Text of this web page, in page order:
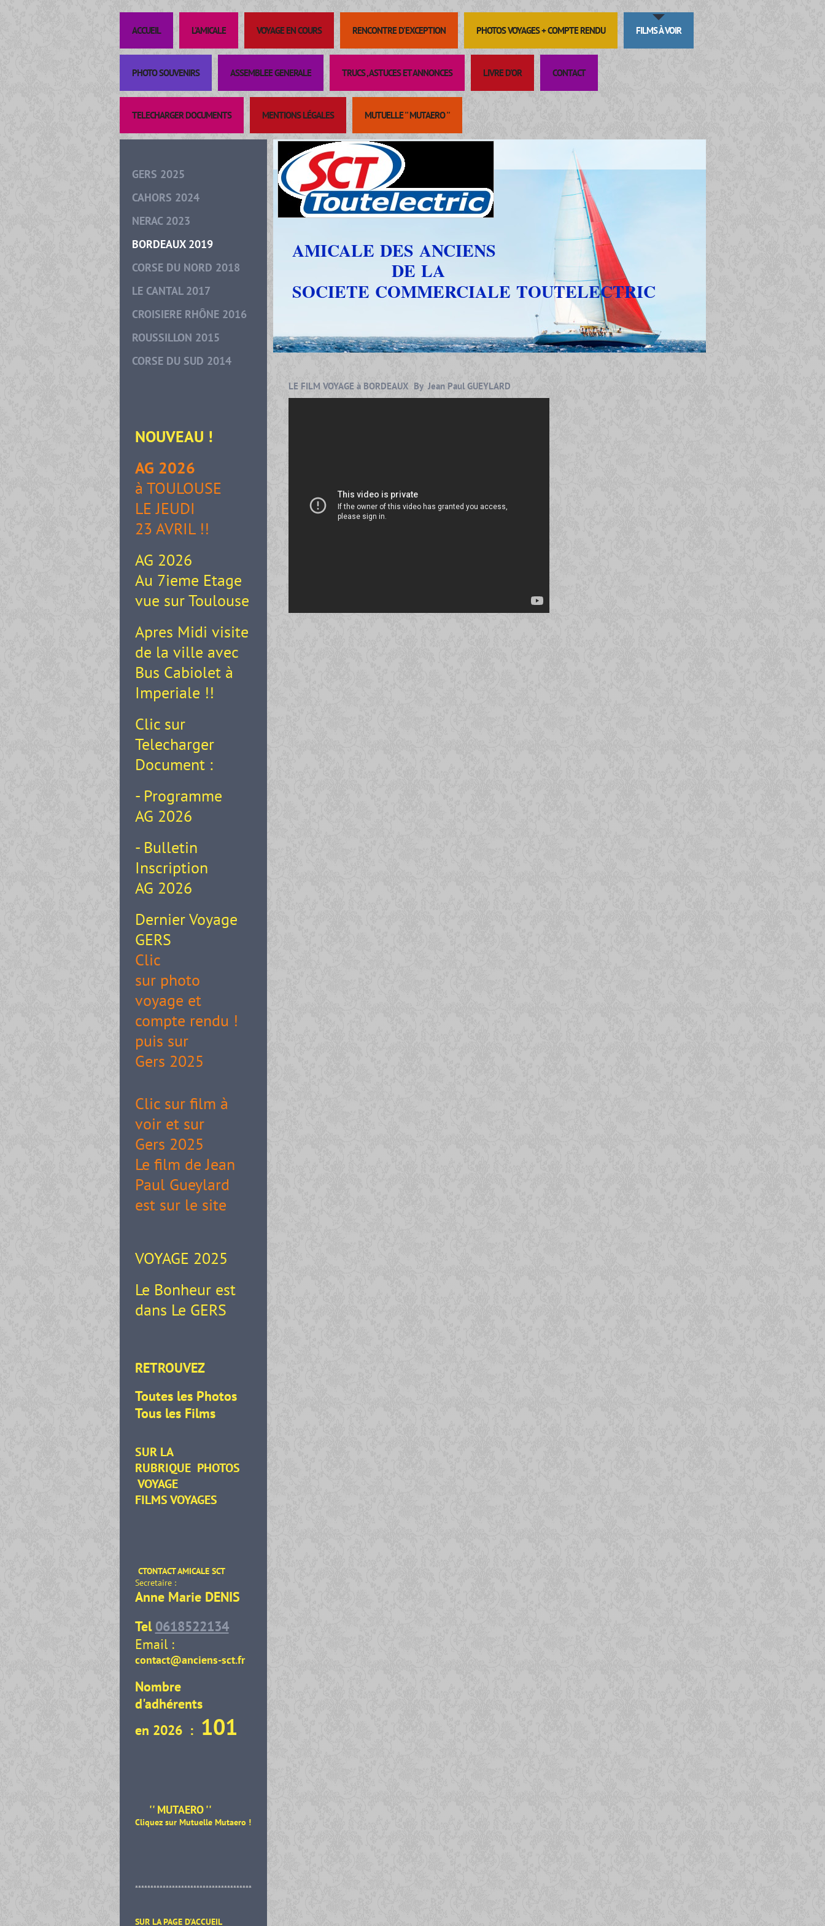
ACCUEIL L'AMICALE VOYAGE EN COURS RENCONTRE D'EXCEPTION PHOTOS VOYAGES + COMPTE RENDU FILMS À VOIR
PHOTO SOUVENIRS ASSEMBLEE GENERALE TRUCS , ASTUCES ET ANNONCES LIVRE D'OR CONTACT
TELECHARGER DOCUMENTS MENTIONS LÉGALES MUTUELLE '' MUTAERO ''
GERS 2025
CAHORS 2024
NERAC 2023
BORDEAUX 2019
CORSE DU NORD 2018
LE CANTAL 2017
CROISIERE RHÔNE 2016
ROUSSILLON 2015
CORSE DU SUD 2014
NOUVEAU !
AG 2026
à TOULOUSE
LE JEUDI
23 AVRIL !!
AG 2026
Au 7ieme Etage
vue sur Toulouse
Apres Midi visite
de la ville avec
Bus Cabiolet à
Imperiale !!
Clic sur
Telecharger
Document :
- Programme
AG 2026
- Bulletin
Inscription
AG 2026
Dernier Voyage
GERS
Clic
sur photo
voyage et
compte rendu !
puis sur
Gers 2025
Clic sur film à
voir et sur
Gers 2025
Le film de Jean
Paul Gueylard
est sur le site
VOYAGE 2025
Le Bonheur est
dans Le GERS
RETROUVEZ
Toutes les Photos
Tous les Films
SUR LA
RUBRIQUE PHOTOS
VOYAGE
FILMS VOYAGES
CTONTACT AMICALE SCT
Secretaire :
Anne Marie DENIS
Tel 0618522134
Email :
contact@anciens-sct.fr
Nombre
d'adhérents
en 2026 : 101
'' MUTAERO ''
Cliquez sur Mutuelle Mutaero !
**************************************
SUR LA PAGE D'ACCUEIL
AMICALE DES ANCIENS
DE LA
SOCIETE COMMERCIALE TOUTELECTRIC
LE FILM VOYAGE à BORDEAUX By Jean Paul GUEYLARD